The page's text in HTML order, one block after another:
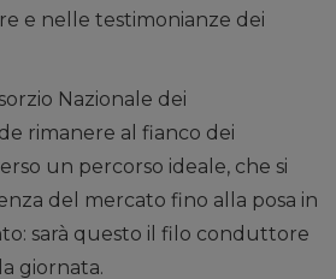
e nelle testimonianze dei
Nazionale dei
rimanere al fianco dei
un percorso ideale, che si
del mercato fino alla posa in
sarà questo il filo conduttore
giornata.